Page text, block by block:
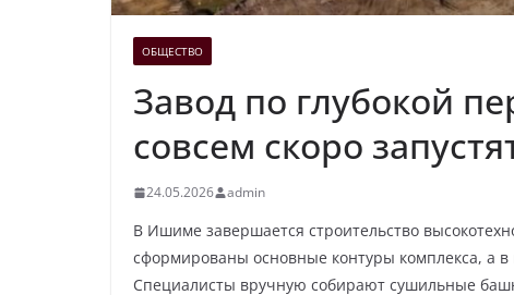
ОБЩЕСТВО
Завод по глубокой
совсем скоро
24.05.2026 admin
В Ишиме завершается строительство
сформированы основные контуры комплекса, а в
Специалисты вручную собирают сушильные